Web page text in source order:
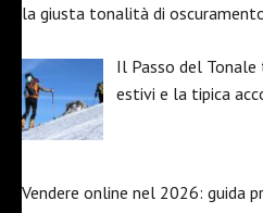
la giusta tonalità di
Il Passo del
estivi e la tipica
Vendere online nel 2026: guida